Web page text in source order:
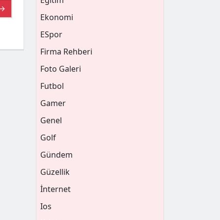
Ekonomi
ESpor
Firma Rehberi
Foto Galeri
Futbol
Gamer
Genel
Golf
Gündem
Güzellik
İnternet
Ios